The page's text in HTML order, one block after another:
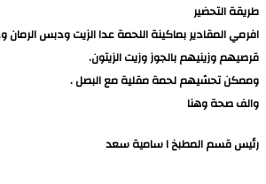
طريقة التحضير
افرمي المقادير بماكينة اللحمة عدا الزيت ودبس
قرصيهم وزينيهم بالجوز وزيت الزيتون.
وممكن تحشيهم لحمة مقلية مع البصل .
والف صحة وهنا
رئيس قسم المطبخ ا سامية سعد